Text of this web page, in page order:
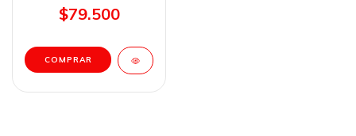
$79.500
COMPRAR